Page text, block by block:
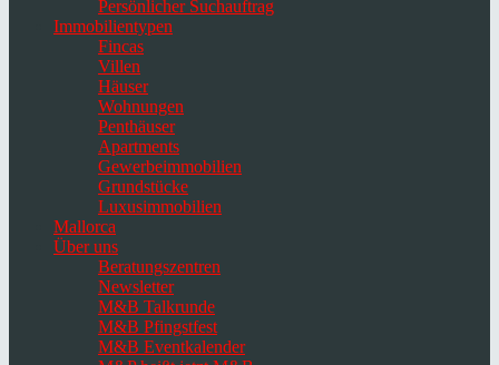
Persönlicher Suchauftrag
Immobilientypen
Fincas
Villen
Häuser
Wohnungen
Penthäuser
Apartments
Gewerbeimmobilien
Grundstücke
Luxusimmobilien
Mallorca
Über uns
Beratungszentren
Newsletter
M&B Talkrunde
M&B Pfingstfest
M&B Eventkalender